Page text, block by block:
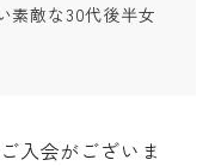
素敵な30代後半女
入会がございま